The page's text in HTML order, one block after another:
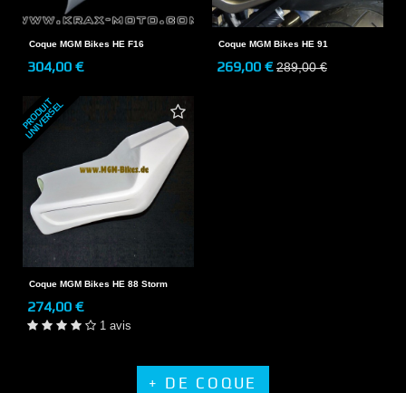
Coque MGM Bikes HE F16
304,00 €
Coque MGM Bikes HE 91
269,00 € 289,00 €
P
R
O
D
U
I
T
U
N
I
V
E
R
S
E
L
Coque MGM Bikes HE 88 Storm
274,00 €
1 avis
+ DE COQUE